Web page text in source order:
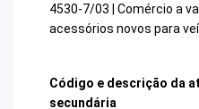
4530-7/03 | Comércio a
acessórios novos para
Código e descrição da
secundária